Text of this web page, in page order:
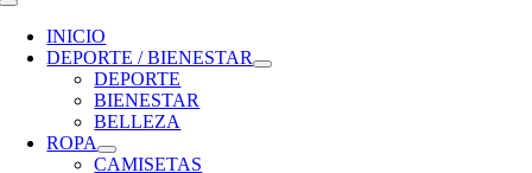
Toggle
Navigation
INICIO
DEPORTE / BIENESTAR
DEPORTE
BIENESTAR
BELLEZA
ROPA
CAMISETAS